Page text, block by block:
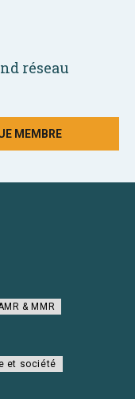
réseau
MEMBRE
& MMR
et société